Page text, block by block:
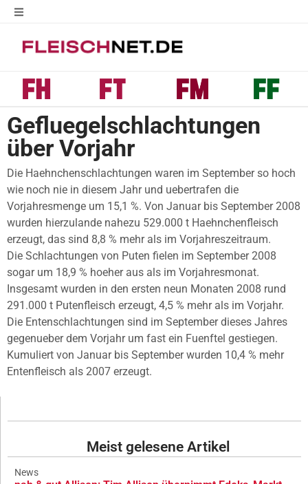
Gefluegelschlachtungen
über Vorjahr
Die Haehnchenschlachtungen waren im September so hoch
wie noch nie in diesem Jahr und uebertrafen die
Vorjahresmenge um 15,1 %. Von Januar bis September 2008
wurden hierzulande nahezu 529.000 t Haehnchenfleisch
erzeugt, das sind 8,8 % mehr als im Vorjahreszeitraum.
Die Schlachtungen von Puten fielen im September 2008
sogar um 18,9 % hoeher aus als im Vorjahresmonat.
Insgesamt wurden in den ersten neun Monaten 2008 rund
291.000 t Putenfleisch erzeugt, 4,5 % mehr als im Vorjahr.
Die Entenschlachtungen sind im September dieses Jahres
gegenueber dem Vorjahr um fast ein Fuenftel gestiegen.
Kumuliert von Januar bis September wurden 10,4 % mehr
Entenfleisch als 2007 erzeugt.
Meist gelesene Artikel
News